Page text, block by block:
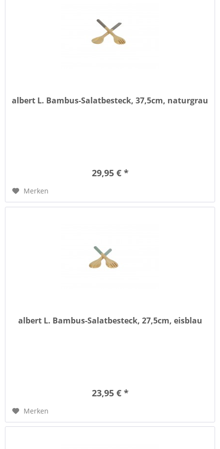
albert L. Bambus-Salatbesteck, 37,5cm, naturgrau
29,95 € *
Merken
albert L. Bambus-Salatbesteck, 27,5cm, eisblau
23,95 € *
Merken